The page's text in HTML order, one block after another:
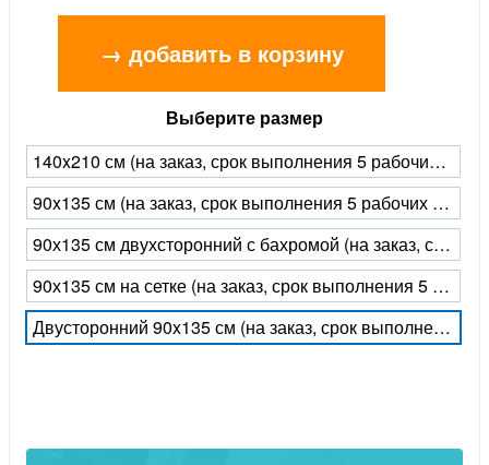
→ добавить в корзину
Выберите размер
140x210 см (на заказ, срок выполнения 5 рабочих дней)
90x135 см (на заказ, срок выполнения 5 рабочих дней)
90х135 см двухсторонний с бахромой (на заказ, срок выполнения 5 рабочих дней)
90х135 см на сетке (на заказ, срок выполнения 5 рабочих дней)
Двусторонний 90x135 см (на заказ, срок выполнения 5 рабочих дней)